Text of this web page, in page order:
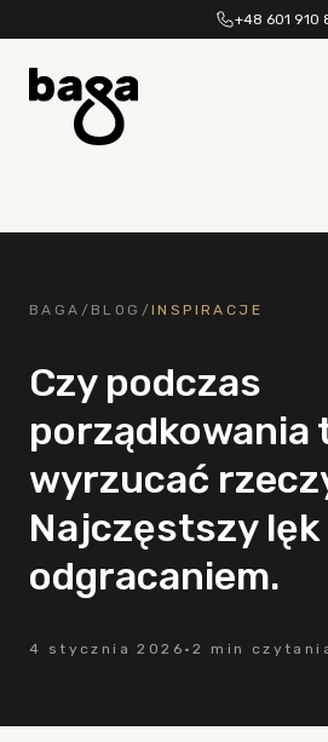
+48 601 910
BAGA / BLOG /INSPIRACJE
Czy podczas
porządkowania
wyrzucać
Najczęstszy
odgracaniem.
4 stycznia 2026 ·2 min